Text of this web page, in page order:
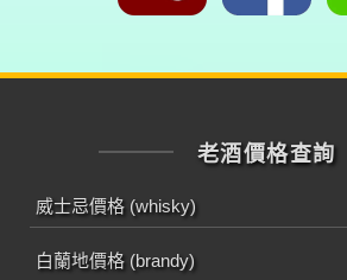
老酒價格查詢
威士忌價格 (whisky)
白蘭地價格 (brandy)